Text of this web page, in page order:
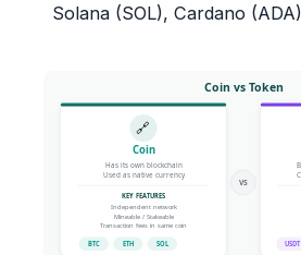
Solana (SOL), Cardano